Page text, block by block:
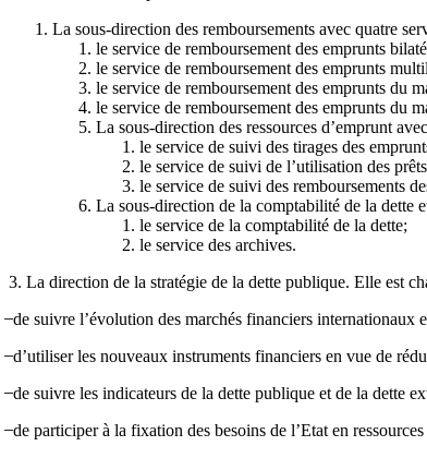
La sous-direction des remboursements avec quatre
le service de remboursement des emprunts
le service de remboursement des emprunts
le service de remboursement des emprunts du
le service de remboursement des emprunts du
La sous-direction des ressources d’emprunt
le service de suivi des tirages des
le service de suivi de l’utilisation des
le service de suivi des remboursements
La sous-direction de la comptabilité de la dette
le service de la comptabilité de la dette;
le service des archives.
3. La direction de la stratégie de la dette publique. Elle est
de suivre l’évolution des marchés financiers internationaux
d’utiliser les nouveaux instruments financiers en vue de
de suivre les indicateurs de la dette publique et de la dette
de participer à la fixation des besoins de l’Etat en